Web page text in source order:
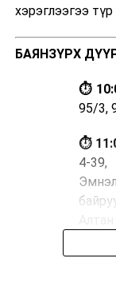
хэрэглээгээ түр
БАЯНЗҮРХ
⏱
95/3,
⏱
4-
ойр